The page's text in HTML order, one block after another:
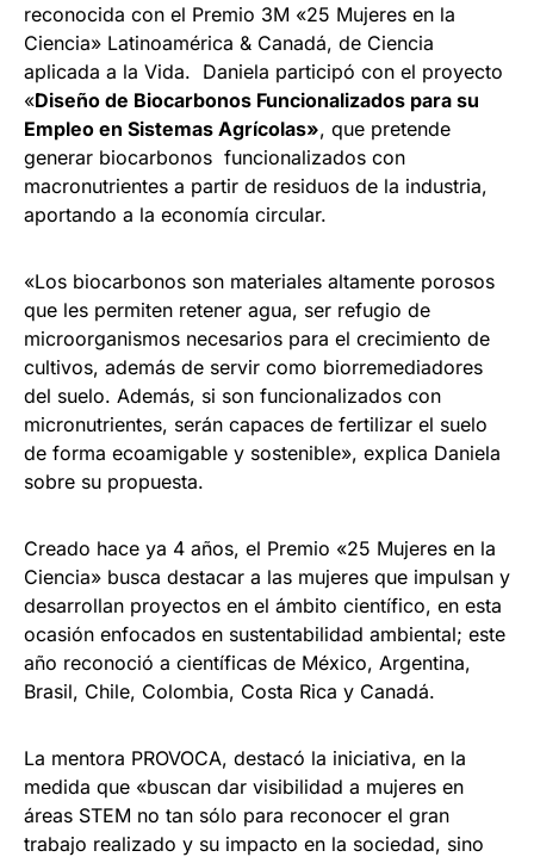
reconocida con el Premio 3M «25 Mujeres en la
Ciencia» Latinoamérica & Canadá, de Ciencia
aplicada a la Vida. Daniela participó con el proyecto
«Diseño de Biocarbonos Funcionalizados para su
Empleo en Sistemas Agrícolas», que pretende
generar biocarbonos funcionalizados con
macronutrientes a partir de residuos de la industria,
aportando a la economía circular.
«Los biocarbonos son materiales altamente porosos
que les permiten retener agua, ser refugio de
microorganismos necesarios para el crecimiento de
cultivos, además de servir como biorremediadores
del suelo. Además, si son funcionalizados con
micronutrientes, serán capaces de fertilizar el suelo
de forma ecoamigable y sostenible», explica Daniela
sobre su propuesta.
Creado hace ya 4 años, el Premio «25 Mujeres en la
Ciencia» busca destacar a las mujeres que impulsan y
desarrollan proyectos en el ámbito científico, en esta
ocasión enfocados en sustentabilidad ambiental; este
año reconoció a científicas de México, Argentina,
Brasil, Chile, Colombia, Costa Rica y Canadá.
La mentora PROVOCA, destacó la iniciativa, en la
medida que «buscan dar visibilidad a mujeres en
áreas STEM no tan sólo para reconocer el gran
trabajo realizado y su impacto en la sociedad, sino